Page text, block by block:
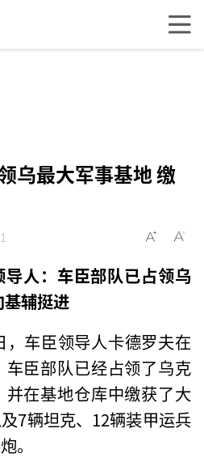
乌最大军事基地 缴
导人：车臣部队已占领乌
辅挺进
，车臣领导人卡德罗夫在
臣部队已经占领了乌克
在基地仓库中缴获了大
7辆坦克、12辆装甲运兵
。